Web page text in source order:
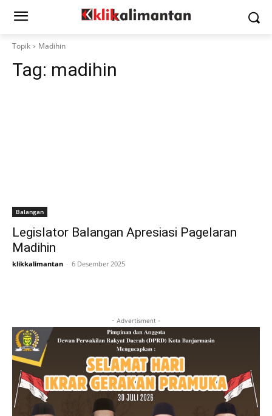
Topik Madihin
Tag: madihin
Balangan
Legislator Balangan Apresiasi Pagelaran
Madihin
klikkalimantan - 6 Desember 2025
- Advertisment -